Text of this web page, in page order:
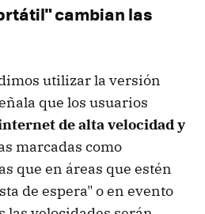
cambian las
utilizar la versión
que los usuarios
de alta velocidad y
marcadas como
que en áreas que estén
de espera" o en evento